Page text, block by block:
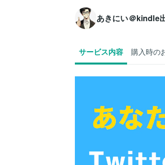
あきにい＠kindle
サービス内容 購入時の